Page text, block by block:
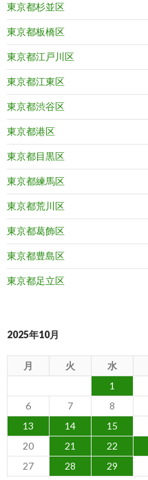
東京都杉並区
東京都板橋区
東京都江戸川区
東京都江東区
東京都渋谷区
東京都港区
東京都目黒区
東京都練馬区
東京都荒川区
東京都葛飾区
東京都豊島区
東京都足立区
2025年10月
月 火 水
1
6
7 8
13
14 15
20
21 22
27
28 29